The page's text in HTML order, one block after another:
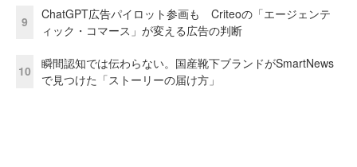
9
ChatGPT広告パイロット参画も Criteoの「エージェンテ
ィック・コマース」が変える広告の判断
10
瞬間認知では伝わらない。国産靴下ブランドがSmartNews
で見つけた「ストーリーの届け方」